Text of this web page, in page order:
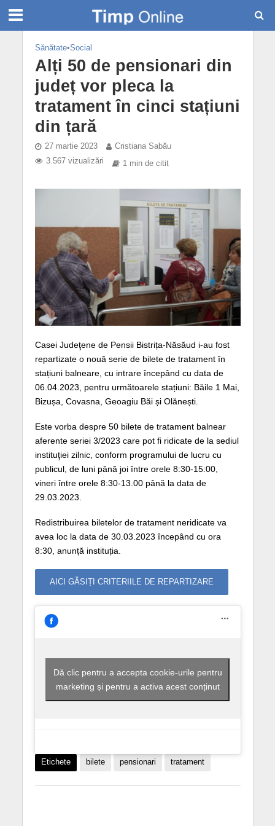
Sănătate•Social
Alți 50 de pensionari din
județ vor pleca la
tratament în cinci stațiuni
din țară
27 martie 2023
Cristiana Sabău
3.567 vizualizări
1 min de citit
Casei Judeţene de Pensii Bistrița-Năsăud i-au fost
repartizate o nouă serie de bilete de tratament în
stațiuni balneare, cu intrare începând cu data de
06.04.2023, pentru următoarele stațiuni: Băile 1 Mai,
Bizușa, Covasna, Geoagiu Băi și Olănești.
Este vorba despre 50 bilete de tratament balnear
aferente seriei 3/2023 care pot fi ridicate de la sediul
instituţiei zilnic, conform programului de lucru cu
publicul, de luni până joi între orele 8:30-15:00,
vineri între orele 8:30-13.00 până la data de
29.03.2023.
Redistribuirea biletelor de tratament neridicate va
avea loc la data de 30.03.2023 începând cu ora
8:30, anunță instituția.
AICI GĂSIȚI CRITERIILE DE REPARTIZARE
Dă clic pentru a accepta cookie-urile pentru
marketing și pentru a activa acest conținut
Etichete bilete pensionari tratament